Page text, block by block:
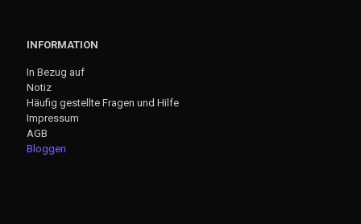
INFORMATION
In Bezug auf
Notiz
Häufig gestellte Fragen und Hilfe
Impressum
AGB
Bloggen